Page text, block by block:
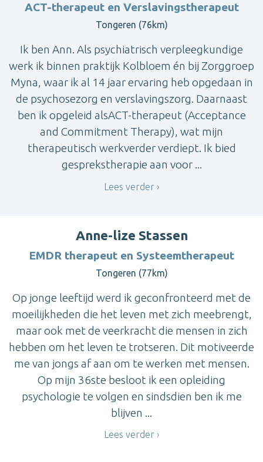
ACT-therapeut en Verslavingstherapeut
Tongeren (76km)
Ik ben Ann. Als psychiatrisch verpleegkundige
werk ik binnen praktijk Kolbloem én bij Zorggroep
Myna, waar ik al 14 jaar ervaring heb opgedaan in
de psychosezorg en verslavingszorg. Daarnaast
ben ik opgeleid alsACT-therapeut (Acceptance
and Commitment Therapy), wat mijn
therapeutisch werkverder verdiept. Ik bied
gesprekstherapie aan voor ...
Lees verder
Anne-lize Stassen
EMDR therapeut en Systeemtherapeut
Tongeren (77km)
Op jonge leeftijd werd ik geconfronteerd met de
moeilijkheden die het leven met zich meebrengt,
maar ook met de veerkracht die mensen in zich
hebben om het leven te trotseren. Dit motiveerde
me van jongs af aan om te werken met mensen.
Op mijn 36ste besloot ik een opleiding
psychologie te volgen en sindsdien ben ik me
blijven ...
Lees verder